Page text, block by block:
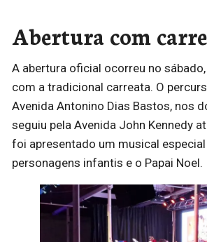
Abertura com
A abertura oficial ocorreu no
com a tradicional carreata. O
Avenida Antonino Dias Bastos, nos
seguiu pela Avenida John Kennedy
foi apresentado um musical
personagens infantis e o Papai Noel.